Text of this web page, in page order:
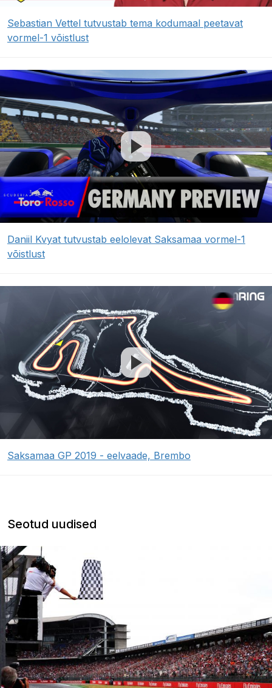
Sebastian Vettel tutvustab tema kodumaal peetavat
vormel-1 võistlust
Daniil Kvyat tutvustab eelolevat Saksamaa vormel-1
võistlust
Saksamaa GP 2019 - eelvaade, Brembo
Seotud uudised